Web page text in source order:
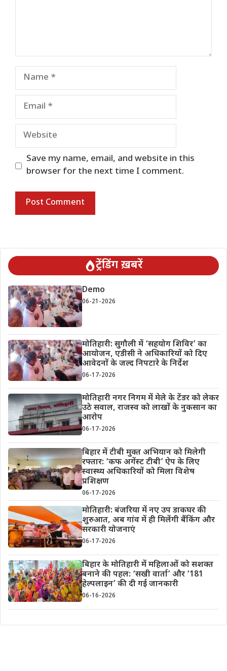
Name
Email
Website
Save my name, email, and website in this
browser for the next time I comment.
ट्रेंडिंग ख़बरें
Demo
06-21-2026
मोतिहारी: सुगौली में ‘सहयोग शिविर’ का
आयोजन, एडीसी ने अधिकारियों को दिए
आवेदनों के जल्द निपटारे के निर्देश
06-17-2026
मोतिहारी नगर निगम में मेले के टेंडर को लेकर
उठे सवाल, राजस्व को लाखों के नुकसान का
आरोप
06-17-2026
बिहार में टीबी मुक्त अभियान को मिलेगी
रफ्तार: ‘कफ अगेंस्ट टीबी’ ऐप के लिए
स्वास्थ्य अधिकारियों को मिला विशेष
प्रशिक्षण
06-17-2026
मोतिहारी: बंजरिया में नए उप डाकघर की
शुरुआत, अब गांव में ही मिलेंगी बैंकिंग और
सरकारी योजनाएं
06-17-2026
बिहार के मोतिहारी में महिलाओं को सशक्त
बनाने की पहल: ‘सखी वार्ता’ और ‘181
हेल्पलाइन’ की दी गई जानकारी
06-16-2026